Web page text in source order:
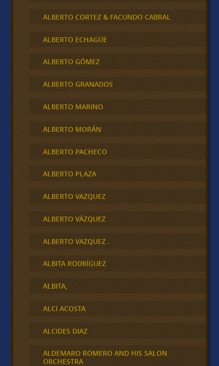
ALBERTO CORTEZ & FACUNDO CABRAL
ALBERTO ECHAGÜE
ALBERTO GÓMEZ
ALBERTO GRANADOS
ALBERTO MARINO
ALBERTO MORÁN
ALBERTO PACHECO
ALBERTO PLAZA
ALBERTO VAZQUEZ
ALBERTO VÁZQUEZ
ALBERTO VAZQUEZ .
ALBITA RODRÍGUEZ
ALBITA,
ALCI ACOSTA
ALCIDES DIAZ
ALDEMARO ROMERO AND HIS SALON
ORCHESTRA